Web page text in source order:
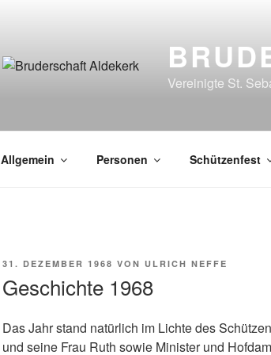
Vereinigte St.
Allgemein Personen Schützenfest
VERÖFFENTLICHT
31. DEZEMBER 1968 VON ULRICH NEFFE
Geschichte 1968
Das Jahr stand natürlich im Lichte des
und seine Frau Ruth sowie Minister und